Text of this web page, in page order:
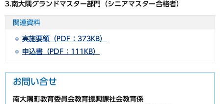
3.南大隅グランドマスター部門（シニアマスター合格者）
関連資料
実施要領（PDF：373KB）
申込書（PDF：111KB）
お問い合せ
南大隅町教育委員会教育振興課社会教育係